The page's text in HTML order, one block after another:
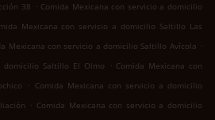
38 . Comida Mexicana con servicio a domicilio
Mexicana con servicio a domicilio Saltillo Las
Mexicana con servicio a domicilio Saltillo Avícola .
domicilio Saltillo El Olmo
. Comida Mexicana con
. Comida Mexicana con servicio a domicilio
. Comida Mexicana con servicio a domicilio